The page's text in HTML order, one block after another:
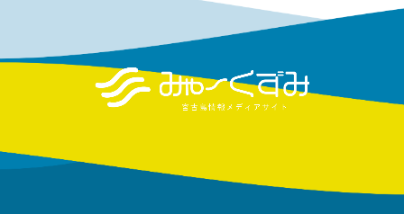
を、
を